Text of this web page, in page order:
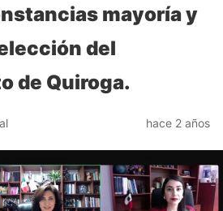
mayoría y
del
de Quiroga.
hace 2 años